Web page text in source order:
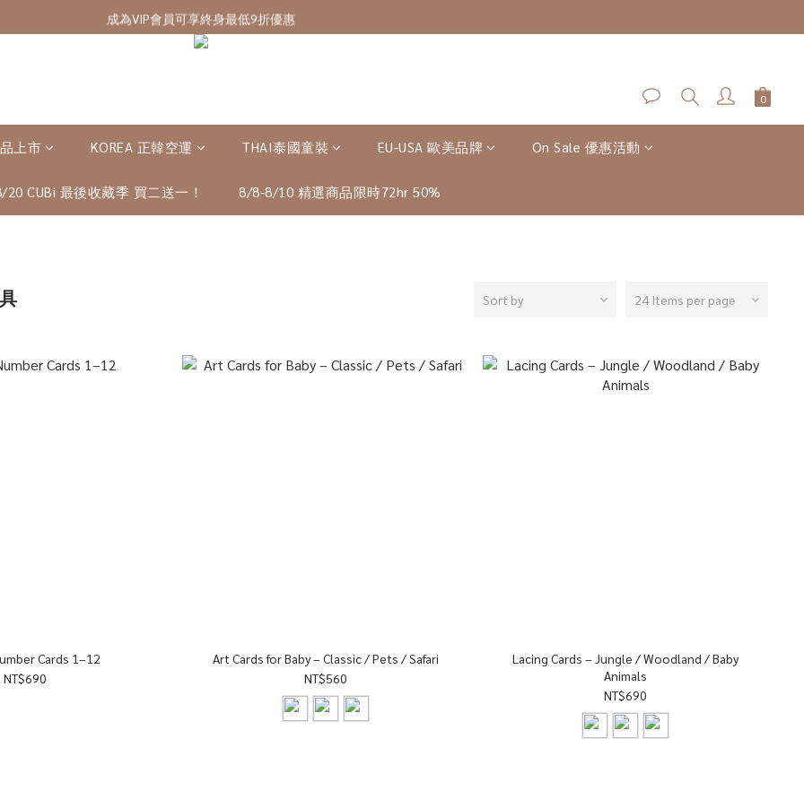
7/28-8/20 CUBi 收藏季全館買二送一
成為VIP會員可享終身最低9折優惠
7/28-8/20 CUBi 收藏季全館買二送一
上市 KOREA 正韓空運 THAI泰國童裝 EU-USA 歐美品牌 On Sale 優惠活動
20 CUBi 最後收藏季 買二送一！ 8/8-8/10 精選商品限時72hr 50%
Sort by 24 Items per page
Cards 1–12
NT$690
Art Cards for Baby – Classic / Pets / Safari
NT$560
Lacing Cards – Jungle / Woodland / Baby
Animals
NT$690